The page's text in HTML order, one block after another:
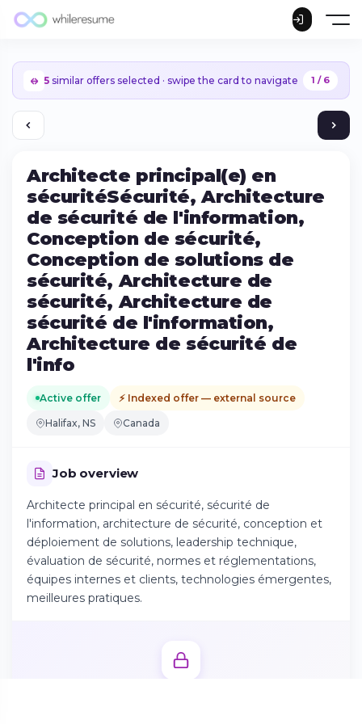
5 similar offers selected · swipe the card to navigate 1 / 6
Architecte principal(e) en
sécuritéSécurité, Architecture
de sécurité de l'information,
Conception de sécurité,
Conception de solutions de
sécurité, Architecture de
sécurité, Architecture de
sécurité de l'information,
Architecture de sécurité de
l'info
Active offer ⚡ Indexed offer — external source
Halifax, NS Canada
Job overview
Architecte principal en sécurité, sécurité de
l'information, architecture de sécurité, conception et
déploiement de solutions, leadership technique,
évaluation de sécurité, normes et réglementations,
équipes internes et clients, technologies émergentes,
meilleures pratiques.
Continue on iPhone
Download the app on Google Play
Sign in on the web
Access your account from your browser